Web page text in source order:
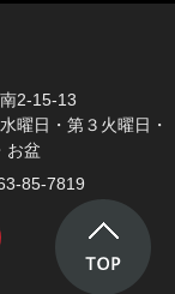
2-15-13
日・第３火曜日・
お盆
85-7819